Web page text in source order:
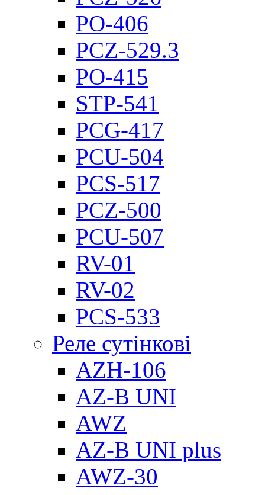
PO-406
PCZ-529.3
PO-415
STP-541
PCG-417
PCU-504
PCS-517
PCZ-500
PCU-507
RV-01
RV-02
PCS-533
Реле сутінкові
AZH-106
AZ-B UNI
AWZ
AZ-B UNI plus
AWZ-30